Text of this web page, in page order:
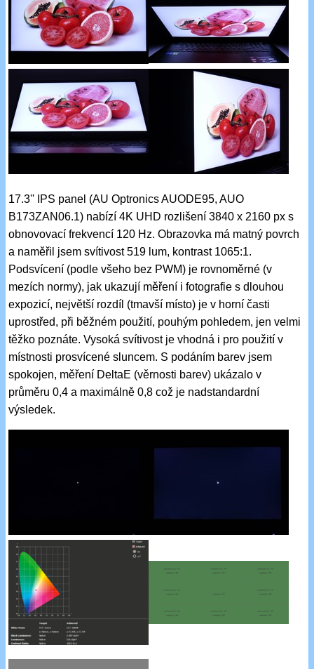
17.3'' IPS panel (AU Optronics AUODE95, AUO
B173ZAN06.1) nabízí 4K UHD rozlišení 3840 x 2160 px s
obnovovací frekvencí 120 Hz. Obrazovka má matný povrch
a naměřil jsem svítivost 519 lum, kontrast 1065:1.
Podsvícení (podle všeho bez PWM) je rovnoměrné (v
mezích normy), jak ukazují měření i fotografie s dlouhou
expozicí, největší rozdíl (tmavší místo) je v horní časti
uprostřed, při běžném použití, pouhým pohledem, jen velmi
těžko poznáte. Vysoká svítivost je vhodná i pro použití v
místnosti prosvícené sluncem. S podáním barev jsem
spokojen, měření DeltaE (věrnosti barev) ukázalo v
průměru 0,4 a maximálně 0,8 což je nadstandardní
výsledek.